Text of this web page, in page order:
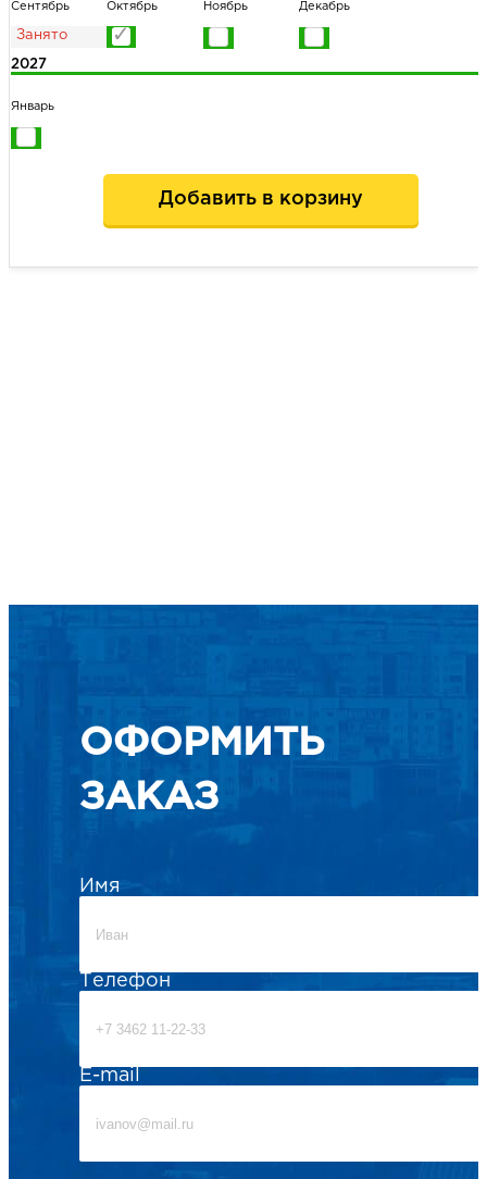
Сентябрь Октябрь Ноябрь Декабрь
2027
Январь
Добавить в корзину
ОФОРМИТЬ
ЗАКАЗ
Имя
Телефон
E-mail